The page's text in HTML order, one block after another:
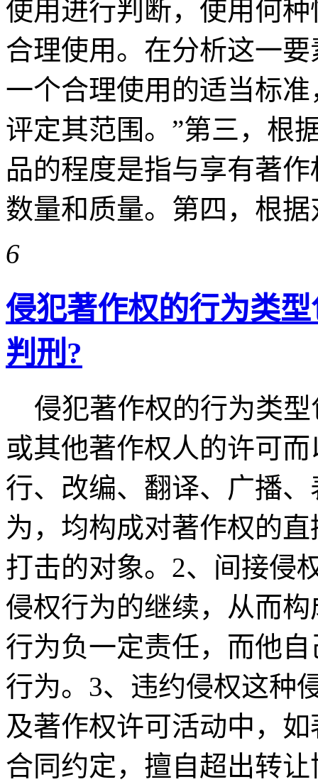
使用进行判断，使用何
合理使用。在分析这一
一个合理使用的适当标
评定其范围。”第三，根
品的程度是指与享有著
数量和质量。第四，根
6
侵犯著作权的行为类
判刑?
侵犯著作权的行为类型
或其他著作权人的许可
行、改编、翻译、广播
为，均构成对著作权的
打击的对象。2、间接侵
侵权行为的继续，从而
行为负一定责任，而他
行为。3、违约侵权这种
及著作权许可活动中，
合同约定，擅自超出转